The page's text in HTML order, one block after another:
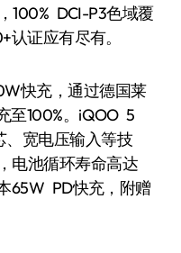
100% DCI-P3色域覆
证应有尽有。
快充，通过德国莱
至100%。iQOO 5
、宽电压输入等技
电池循环寿命高达
65W PD快充，附赠